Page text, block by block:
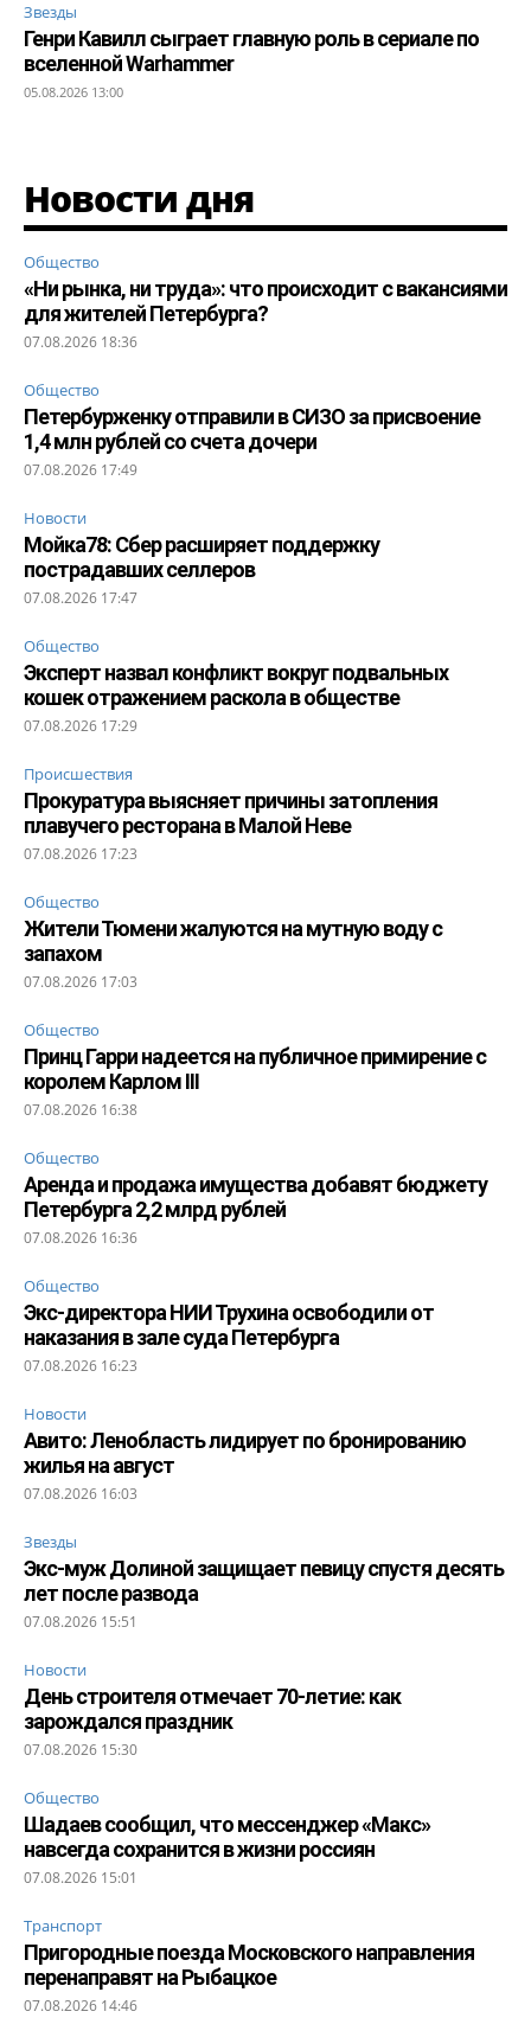
Звезды
Генри Кавилл сыграет главную роль в сериале по
вселенной Warhammer
05.08.2026 13:00
Новости дня
Общество
«Ни рынка, ни труда»: что происходит с вакансиями
для жителей Петербурга?
07.08.2026 18:36
Общество
Петербурженку отправили в СИЗО за присвоение
1,4 млн рублей со счета дочери
07.08.2026 17:49
Новости
Мойка78: Сбер расширяет поддержку
пострадавших селлеров
07.08.2026 17:47
Общество
Эксперт назвал конфликт вокруг подвальных
кошек отражением раскола в обществе
07.08.2026 17:29
Происшествия
Прокуратура выясняет причины затопления
плавучего ресторана в Малой Неве
07.08.2026 17:23
Общество
Жители Тюмени жалуются на мутную воду с
запахом
07.08.2026 17:03
Общество
Принц Гарри надеется на публичное примирение с
королем Карлом III
07.08.2026 16:38
Общество
Аренда и продажа имущества добавят бюджету
Петербурга 2,2 млрд рублей
07.08.2026 16:36
Общество
Экс-директора НИИ Трухина освободили от
наказания в зале суда Петербурга
07.08.2026 16:23
Новости
Авито: Ленобласть лидирует по бронированию
жилья на август
07.08.2026 16:03
Звезды
Экс-муж Долиной защищает певицу спустя десять
лет после развода
07.08.2026 15:51
Новости
День строителя отмечает 70-летие: как
зарождался праздник
07.08.2026 15:30
Общество
Шадаев сообщил, что мессенджер «Макс»
навсегда сохранится в жизни россиян
07.08.2026 15:01
Транспорт
Пригородные поезда Московского направления
перенаправят на Рыбацкое
07.08.2026 14:46